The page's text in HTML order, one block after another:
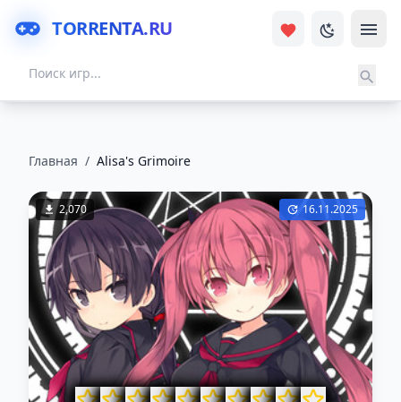
TORRENTA.RU
Главная / Alisa's Grimoire
2,070 16.11.2025